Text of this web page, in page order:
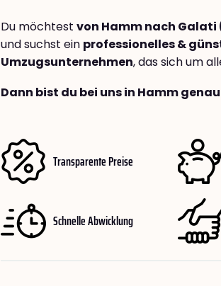
Du möchtest von Hamm nach
und suchst ein professionelles &
Umzugsunternehmen, das sich um
Dann bist du bei uns in Hamm
Transparente Preise
Schnelle Abwicklung